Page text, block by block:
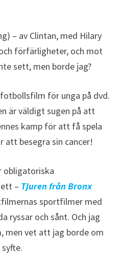
– av Clintan, med Hilary
förfärligheter, och mot
sett, men borde jag?
för unga på dvd.
är väldigt sugen på att
kamp för att få spela
besegra sin cancer!
obligatoriska
– Tjuren från Bronx
sportfilmer med
ryssar och sånt. Och jag
men vet att jag borde om